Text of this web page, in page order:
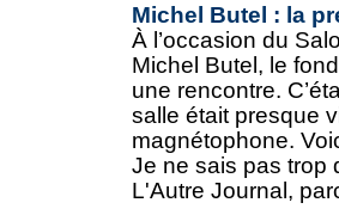
Michel Butel : la
À l’occasion du
Michel Butel, le
une rencontre.
salle était presque
magnétophone.
Je ne sais pas trop
L'Autre Journal,